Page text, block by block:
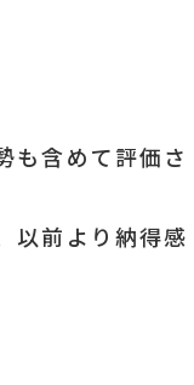
も含めて評価さ
以前より納得感